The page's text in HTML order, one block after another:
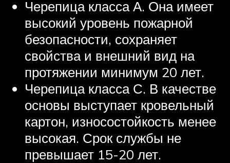
Черепица класса А. Она имеет
высокий уровень пожарной
безопасности, сохраняет
свойства и внешний вид на
протяжении минимум 20 лет.
Черепица класса С. В качестве
основы выступает кровельный
картон, износостойкость менее
высокая. Срок службы не
превышает 15-20 лет.